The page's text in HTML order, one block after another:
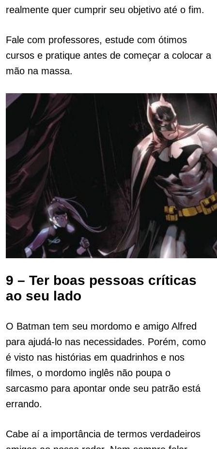
realmente quer cumprir seu objetivo até o fim.
Fale com professores, estude com ótimos
cursos e pratique antes de começar a colocar a
mão na massa.
9 – Ter boas pessoas críticas
ao seu lado
O Batman tem seu mordomo e amigo Alfred
para ajudá-lo nas necessidades. Porém, como
é visto nas histórias em quadrinhos e nos
filmes, o mordomo inglês não poupa o
sarcasmo para apontar onde seu patrão está
errando.
Cabe aí a importância de termos verdadeiros